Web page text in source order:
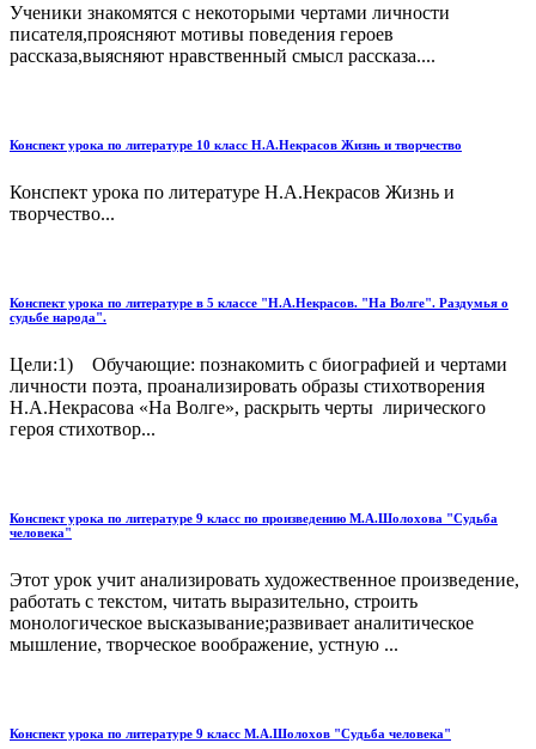
Ученики знакомятся с некоторыми чертами личности
писателя,проясняют мотивы поведения героев
рассказа,выясняют нравственный смысл рассказа....
Конспект урока по литературе 10 класс Н.А.Некрасов Жизнь и творчество
Конспект урока по литературе Н.А.Некрасов Жизнь и
творчество...
Конспект урока по литературе в 5 классе "Н.А.Некрасов. "На Волге". Раздумья о
судьбе народа".
Цели:1) Обучающие: познакомить с биографией и чертами
личности поэта, проанализировать образы стихотворения
Н.А.Некрасова «На Волге», раскрыть черты лирического
героя стихотвор...
Конспект урока по литературе 9 класс по произведению М.А.Шолохова "Судьба
человека"
Этот урок учит анализировать художественное произведение,
работать с текстом, читать выразительно, строить
монологическое высказывание;развивает аналитическое
мышление, творческое воображение, устную ...
Конспект урока по литературе 9 класс М.А.Шолохов "Судьба человека"